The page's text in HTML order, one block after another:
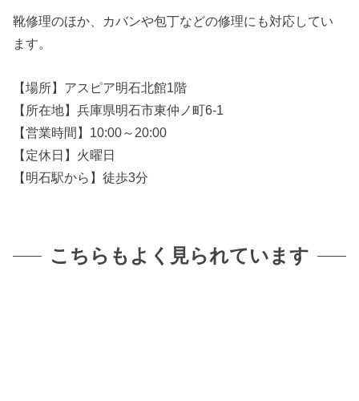
靴修理のほか、カバンや包丁などの修理にも対応してい
ます。
【場所】アスピア明石北館1階
【所在地】兵庫県明石市東仲ノ町6-1
【営業時間】10:00～20:00
【定休日】火曜日
【明石駅から】徒歩3分
こちらもよく見られています